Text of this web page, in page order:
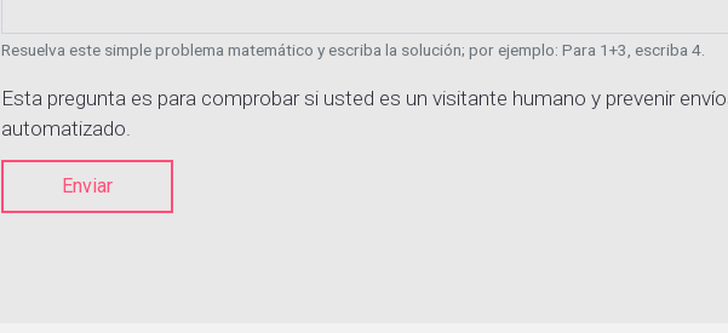
Resuelva este simple problema matemático y escriba la solución; por ejemplo: Para 1+3, escriba 4.
Esta pregunta es para comprobar si usted es un visitante humano y prevenir
automatizado.
Enviar